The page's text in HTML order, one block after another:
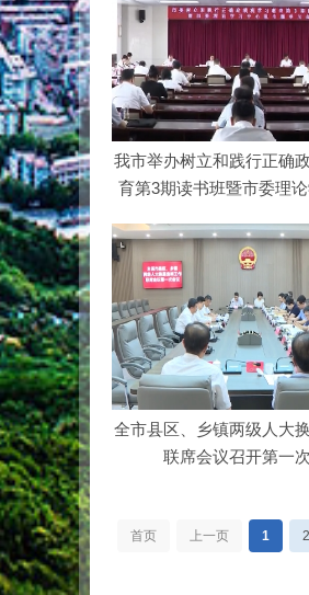
我市举办树立和践行正确
育第3期读书班暨市委理
全市县区、乡镇两级人大
联席会议召开第一
首页 上一页 1 2